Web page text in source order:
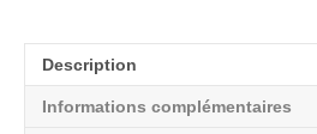
Description
Informations complémentaires